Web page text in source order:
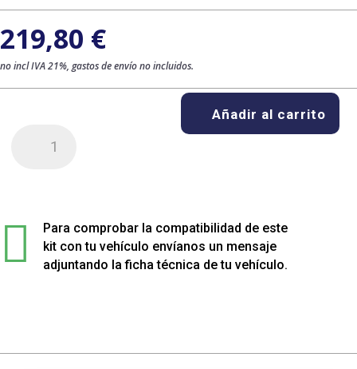
219,80 €
no incl IVA 21%, gastos de envío no incluidos.
rebajados
Opel
Añadir al carrito

Para comprobar la compatibilidad de este
kit con tu vehículo envíanos un mensaje
adjuntando la ficha técnica de tu vehículo.